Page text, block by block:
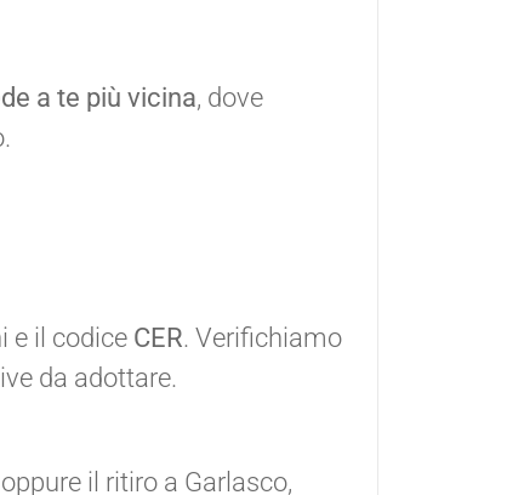
a te più vicina, dove
e il codice CER. Verifichiamo
da adottare.
il ritiro a Garlasco,